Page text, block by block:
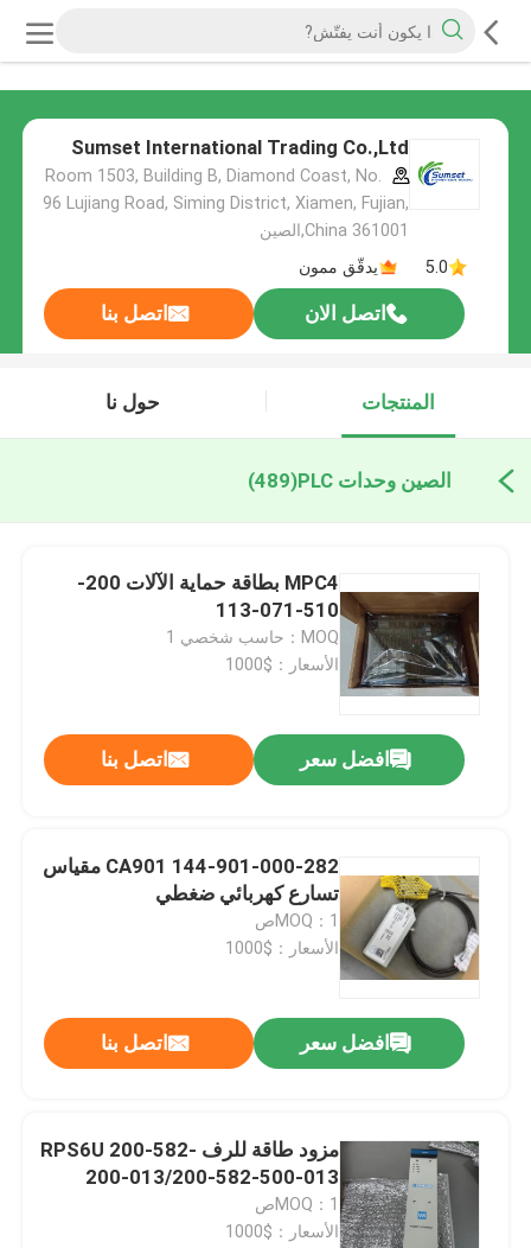
Sumset International Trading Co.,Ltd
Room 1503, Building B, Diamond Coast, No.
96 Lujiang Road, Siming District, Xiamen, Fujian,
China 361001,الصين
5.0
يدقّق ممون
اتصل الان اتصل بنا
المنتجات حول نا
الصين وحدات PLC (489)
MPC4 بطاقة حماية الآلات 200-
510-071-113
MOQ：حاسب شخصي 1
الأسعار：$1000
افضل سعر اتصل بنا
CA901 144-901-000-282 مقياس
تسارع كهربائي ضغطي
MOQ：1ص
الأسعار：$1000
افضل سعر اتصل بنا
مزود طاقة للرف RPS6U 200-582-
200-013/200-582-500-013
MOQ：1ص
الأسعار：$1000